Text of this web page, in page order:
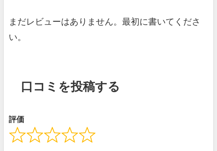
まだレビューはありません。最初に書いてくださ
い。
口コミを投稿する
評価